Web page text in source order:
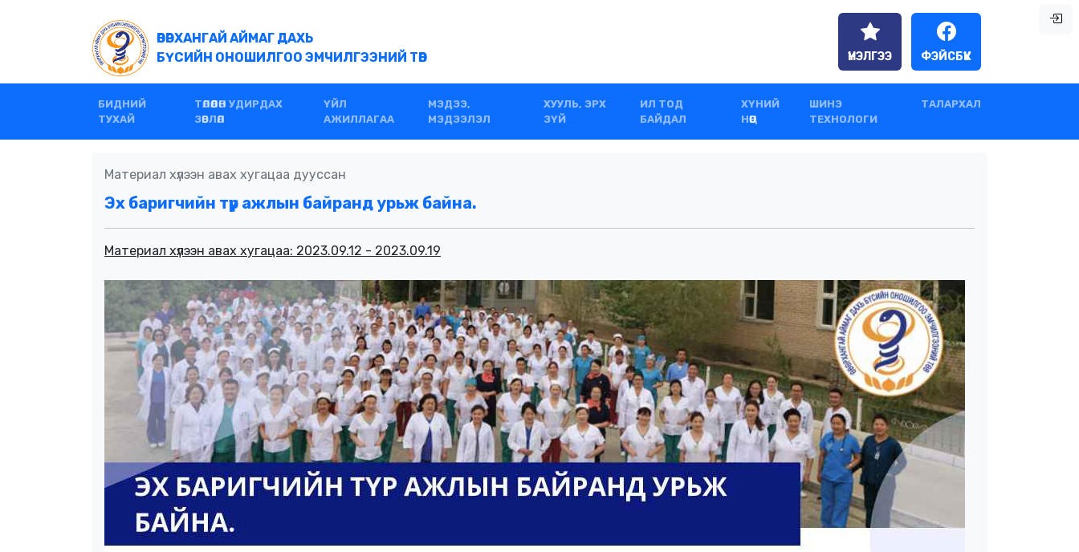
ӨВӨРХАНГАЙ АЙМАГ ДАХЬ
БҮСИЙН ОНОШИЛГОО ЭМЧИЛГЭЭНИЙ ТӨВ
ҮНЭЛГЭЭ ФЭЙСБҮҮК
БИДНИЙ
ТУХАЙ
ТӨЛӨӨЛӨН УДИРДАХ
ЗӨВЛӨЛ
ҮЙЛ
АЖИЛЛАГАА
МЭДЭЭ,
МЭДЭЭЛЭЛ
ХУУЛЬ, ЭРХ
ЗҮЙ
ИЛ ТОД
БАЙДАЛ
ХҮНИЙ
НӨӨЦ
ШИНЭ
ТЕХНОЛОГИ
ТАЛАРХАЛ
Материал хүлээн авах хугацаа дууссан
Эх баригчийн түр ажлын байранд урьж байна.
Материал хүлээн авах хугацаа: 2023.09.12 - 2023.09.19